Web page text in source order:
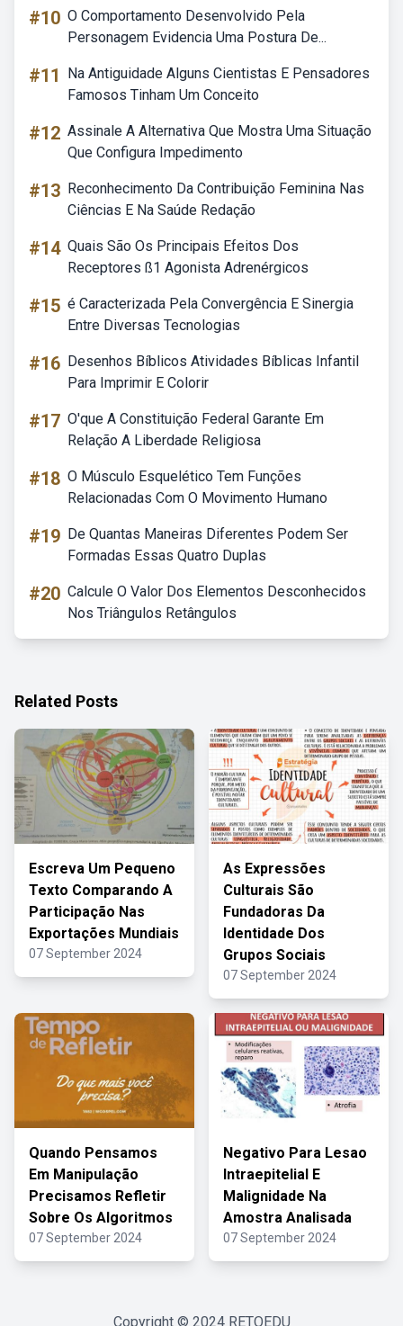
#10 O Comportamento Desenvolvido Pela
Personagem Evidencia Uma Postura De...
#11
Na Antiguidade Alguns Cientistas E Pensadores
Famosos Tinham Um Conceito
#12 Assinale A Alternativa Que Mostra Uma Situação
Que Configura Impedimento
#13 Reconhecimento Da Contribuição Feminina Nas
Ciências E Na Saúde Redação
#14 Quais São Os Principais Efeitos Dos
Receptores ß1 Agonista Adrenérgicos
#15 é Caracterizada Pela Convergência E Sinergia
Entre Diversas Tecnologias
#16 Desenhos Bíblicos Atividades Bíblicas Infantil
Para Imprimir E Colorir
#17 O'que A Constituição Federal Garante Em
Relação A Liberdade Religiosa
#18 O Músculo Esquelético Tem Funções
Relacionadas Com O Movimento Humano
#19 De Quantas Maneiras Diferentes Podem Ser
Formadas Essas Quatro Duplas
#20 Calcule O Valor Dos Elementos Desconhecidos
Nos Triângulos Retângulos
Related Posts
Escreva Um Pequeno
Texto Comparando A
Participação Nas
Exportações Mundiais
07 September 2024
As Expressões
Culturais São
Fundadoras Da
Identidade Dos
Grupos Sociais
07 September 2024
Quando Pensamos
Em Manipulação
Precisamos Refletir
Sobre Os Algoritmos
07 September 2024
Negativo Para Lesao
Intraepitelial E
Malignidade Na
Amostra Analisada
07 September 2024
Copyright © 2024 RETOEDU